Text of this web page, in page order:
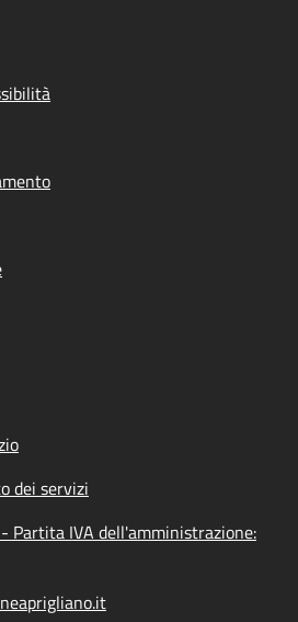
dei servizi
Partita IVA dell'amministrazione: